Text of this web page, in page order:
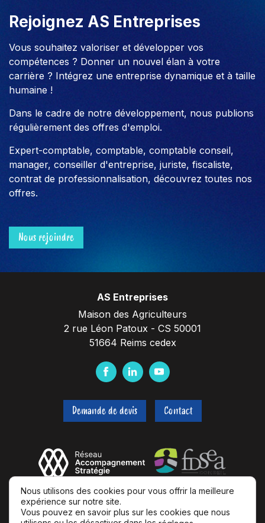
Rejoignez AS Entreprises
Vous souhaitez valoriser et développer vos
compétences ? Donner un nouvel élan à votre
carrière ? Intégrez une entreprise dynamique et à taille
humaine !
Dans le cadre de notre développement, nous publions
régulièrement des offres d'emploi.
Expert-comptable, comptable, comptable conseil,
manager, conseiller d'entreprise, juriste, fiscaliste,
contrat de professionnalisation, découvrez toutes nos
offres.
Nous rejoindre
AS Entreprises
Maison des Agriculteurs
2 rue Léon Patoux - CS 50001
51664 Reims cedex
F
c
e
o
k
L
n
k
I
n
Y
u
t
b
e
Demande de devis Contact
Nous utilisons des cookies pour vous offrir la meilleure
expérience sur notre site.
Vous pouvez en savoir plus sur les cookies que nous